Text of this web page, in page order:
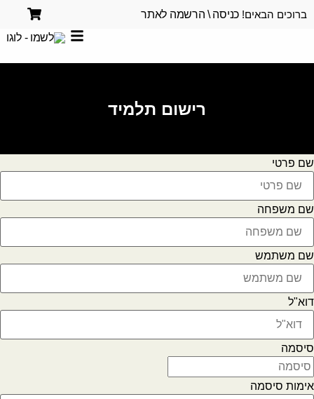
ברוכים הבאים! כניסה \ הרשמה לאתר
רישום תלמיד
שם פרטי
שם משפחה
שם משתמש
דוא"ל
סיסמה
אימות סיסמה